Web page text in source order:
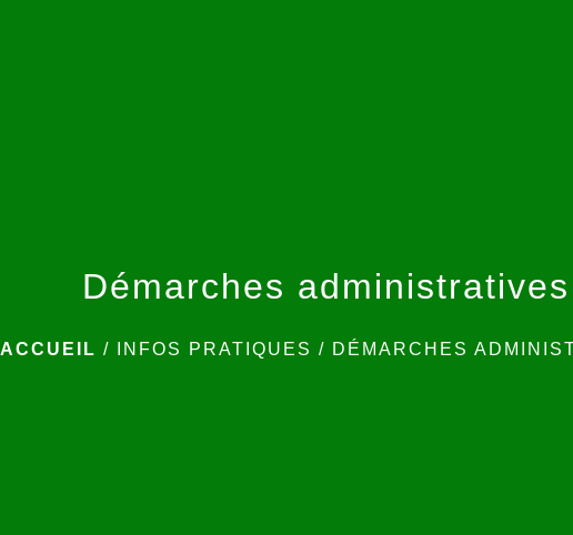
Démarches administratives
ACCUEIL / INFOS PRATIQUES / DÉMARCHES